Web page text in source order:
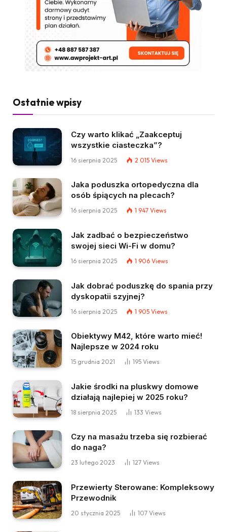
Ostatnie wpisy
Czy warto klikać „Zaakceptuj
wszystkie ciasteczka”?
16 sierpnia 2025 2 015 Views
Jaka poduszka ortopedyczna dla
osób śpiących na plecach?
16 sierpnia 2025 1 947 Views
Jak zadbać o bezpieczeństwo
swojej sieci Wi-Fi w domu?
16 sierpnia 2025 1 906 Views
Jak dobrać poduszkę do spania przy
dyskopatii szyjnej?
16 sierpnia 2025 1 905 Views
Obiektywy M42, które warto mieć!
Najlepsze w 2024 roku
15 grudnia 2021 195 Views
Jakie środki na pluskwy domowe
działają najlepiej w 2025 roku?
18 sierpnia 2025 133 Views
Czy na masażu trzeba się rozbierać
do naga?
23 lutego 2023 127 Views
Przewierty Sterowane: Kompleksowy
Przewodnik
20 stycznia 2025 107 Views